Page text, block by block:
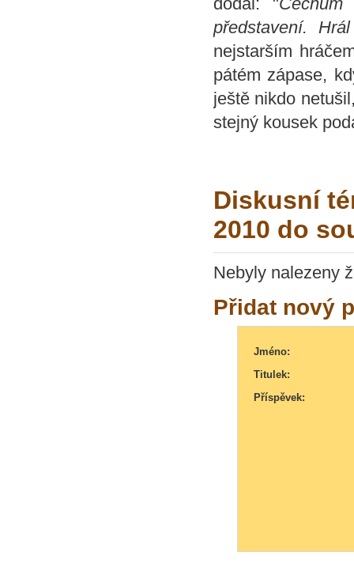
představení.
nejstarším
pátém zápase,
ještě nikdo
stejný kousek
Diskusní
2010 do
Nebyly nalezeny
Přidat nový
Jméno:
Titulek:
Příspěvek: